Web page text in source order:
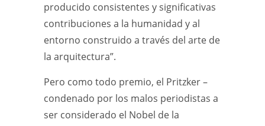
producido consistentes y significativas
contribuciones a la humanidad y al
entorno construido a través del arte de
la arquitectura”.
Pero como todo premio, el Pritzker –
condenado por los malos periodistas a
ser considerado el Nobel de la